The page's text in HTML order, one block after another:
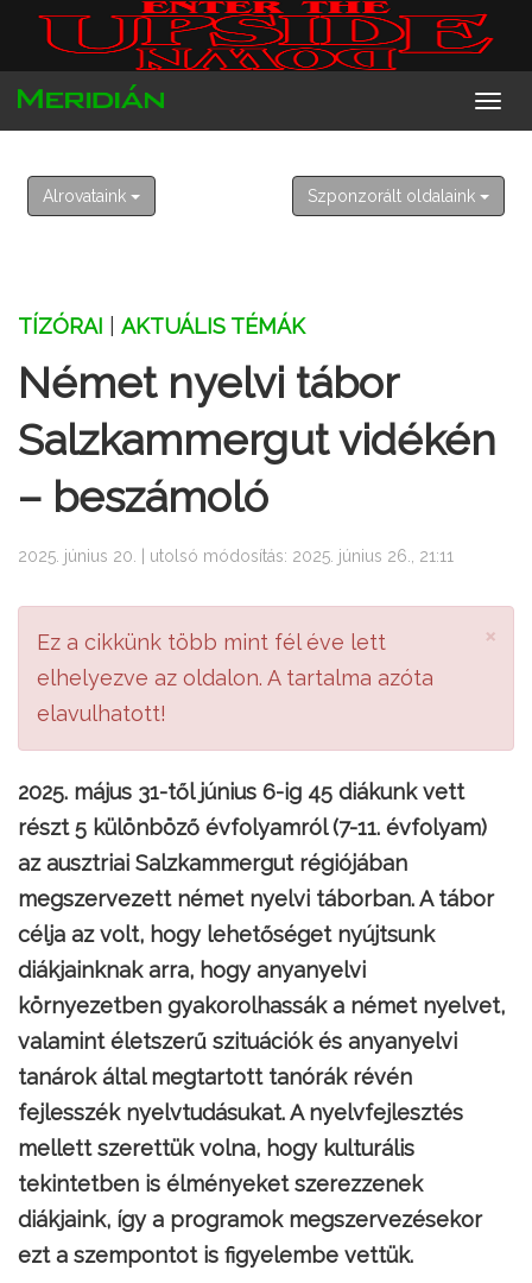
2026. augusztus 7. péntek
Ibolya
Alrovataink Szponzorált oldalaink
TÍZÓRAI AKTUÁLIS TÉMÁK
Német nyelvi tábor
Salzkammergut vidékén
– beszámoló
2025. június 20. | utolsó módosítás: 2025. június 26., 21:11
×
Ez a cikkünk több mint fél éve lett
elhelyezve az oldalon. A tartalma azóta
elavulhatott!
2025. május 31-től június 6-ig 45 diákunk vett
részt 5 különböző évfolyamról (7-11. évfolyam)
az ausztriai Salzkammergut régiójában
megszervezett német nyelvi táborban. A tábor
célja az volt, hogy lehetőséget nyújtsunk
diákjainknak arra, hogy anyanyelvi
környezetben gyakorolhassák a német nyelvet,
valamint életszerű szituációk és anyanyelvi
tanárok által megtartott tanórák révén
fejlesszék nyelvtudásukat. A nyelvfejlesztés
mellett szerettük volna, hogy kulturális
tekintetben is élményeket szerezzenek
diákjaink, így a programok megszervezésekor
ezt a szempontot is figyelembe vettük.